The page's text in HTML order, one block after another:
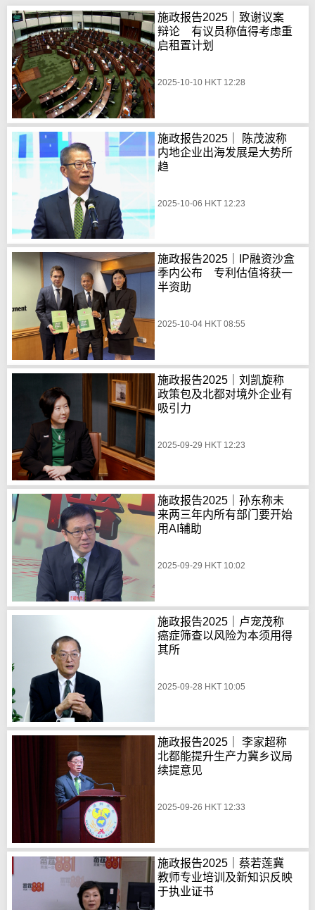
施政报告2025｜致谢议案
辩论 有议员称值得考虑重
启租置计划
2025-10-10 HKT 12:28
施政报告2025｜ 陈茂波称
内地企业出海发展是大势所
趋
2025-10-06 HKT 12:23
施政报告2025｜IP融资沙盒
季内公布 专利估值将获一
半资助
2025-10-04 HKT 08:55
施政报告2025｜刘凯旋称
政策包及北都对境外企业有
吸引力
2025-09-29 HKT 12:23
施政报告2025｜孙东称未
来两三年内所有部门要开始
用AI辅助
2025-09-29 HKT 10:02
施政报告2025｜卢宠茂称
癌症筛查以风险为本须用得
其所
2025-09-28 HKT 10:05
施政报告2025｜ 李家超称
北都能提升生产力冀乡议局
续提意见
2025-09-26 HKT 12:33
施政报告2025｜蔡若莲冀
教师专业培训及新知识反映
于执业证书